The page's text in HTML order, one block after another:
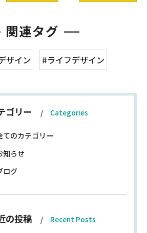
関連タグ
ザイン #ライフデザイン
ゴリー Categories
てのカテゴリー
知らせ
ログ
の投稿 Recent Posts